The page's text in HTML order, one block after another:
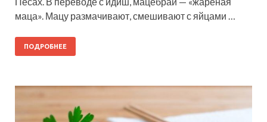
маца». Мацу размачивают, смешивают с яйцами …
ПОДРОБНЕЕ